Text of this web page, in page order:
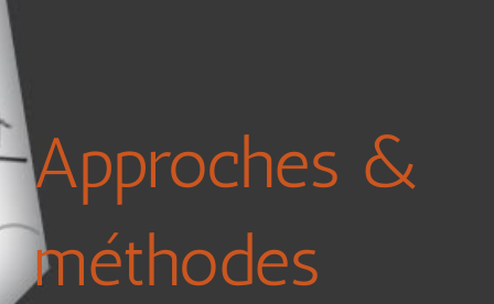
Approches &
méthodes